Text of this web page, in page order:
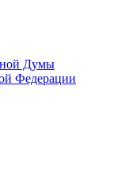
Думы
Федерации